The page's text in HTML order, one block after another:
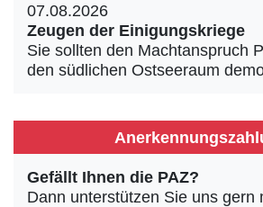
07.08.2026
Zeugen der Einigungskriege
Sie sollten den Machtanspruch
den südlichen Ostseeraum
Gefällt Ihnen die PAZ?
Dann unterstützen Sie uns gern